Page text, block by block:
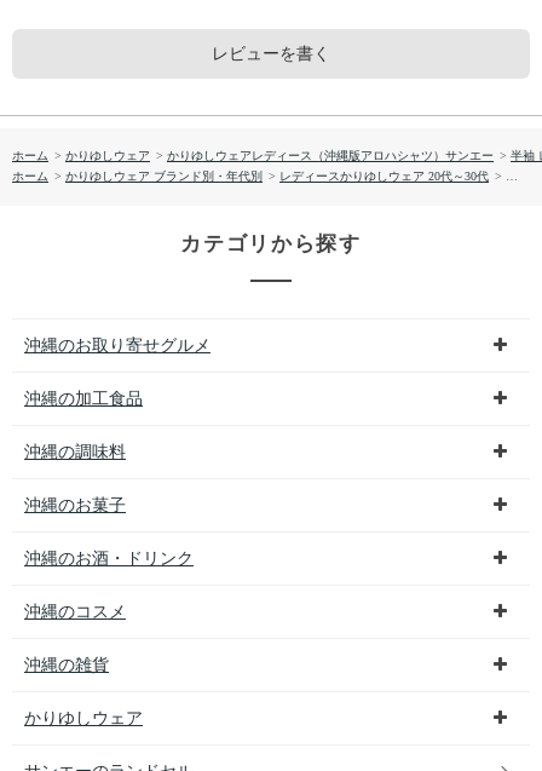
レビューを書く
ホーム > かりゆしウェア > かりゆしウェアレディース（沖縄版アロハシャツ）サンエー > 半袖
ホーム > かりゆしウェア ブランド別・年代別 > レディースかりゆしウェア 20代～30代
カテゴリから探す
沖縄のお取り寄せグルメ
沖縄の加工食品
沖縄の調味料
沖縄のお菓子
沖縄のお酒・ドリンク
沖縄のコスメ
沖縄の雑貨
かりゆしウェア